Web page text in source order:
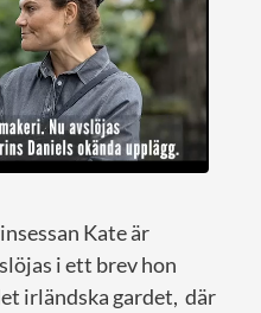
Kate är
i ett brev hon
irländska gardet, där